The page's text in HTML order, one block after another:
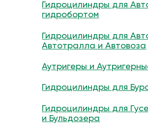
Гидроцилиндры для
гидробортом
Гидроцилиндры для
Автотралла и Автовоза
Аутригеры и
Гидроцилиндры для
Гидроцилиндры для
и Бульдозера